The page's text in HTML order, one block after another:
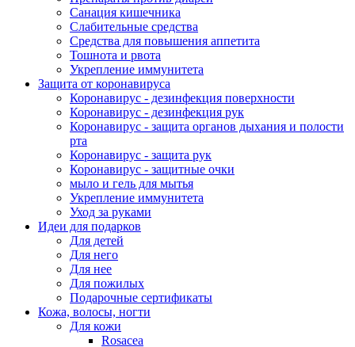
Санация кишечника
Слабительные средства
Средства для повышения аппетита
Тошнота и рвота
Укрепление иммунитета
Защита от коронавируса
Коронавирус - дезинфекция поверхности
Коронавирус - дезинфекция рук
Коронавирус - защита органов дыхания и полости
рта
Коронавирус - защита рук
Коронавирус - защитные очки
мыло и гель для мытья
Укрепление иммунитета
Уход за руками
Идеи для подарков
Для детей
Для него
Для нее
Для пожилых
Подарочные сертификаты
Кожа, волосы, ногти
Для кожи
Rosacea